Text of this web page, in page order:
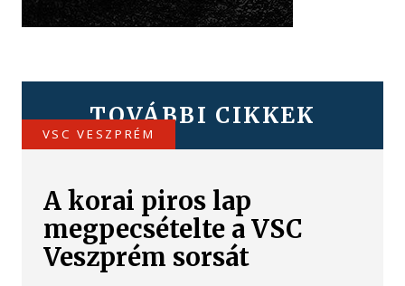
TOVÁBBI CIKKEK
VSC VESZPRÉM
A korai piros lap
megpecsételte a VSC
Veszprém sorsát